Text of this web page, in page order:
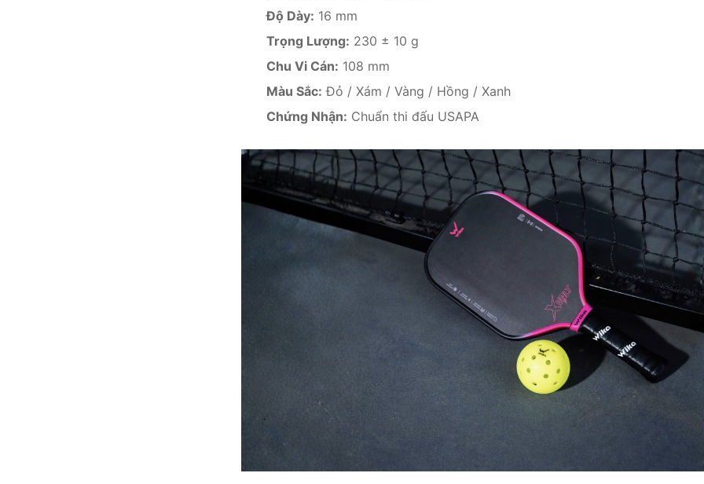
Độ Dày: 16 mm
Trọng Lượng: 230 ± 10 g
Chu Vi Cán: 108 mm
Màu Sắc: Đỏ / Xám / Vàng / Hồng / Xanh
Chứng Nhận: Chuẩn thi đấu USAPA